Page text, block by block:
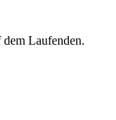
Laufenden.